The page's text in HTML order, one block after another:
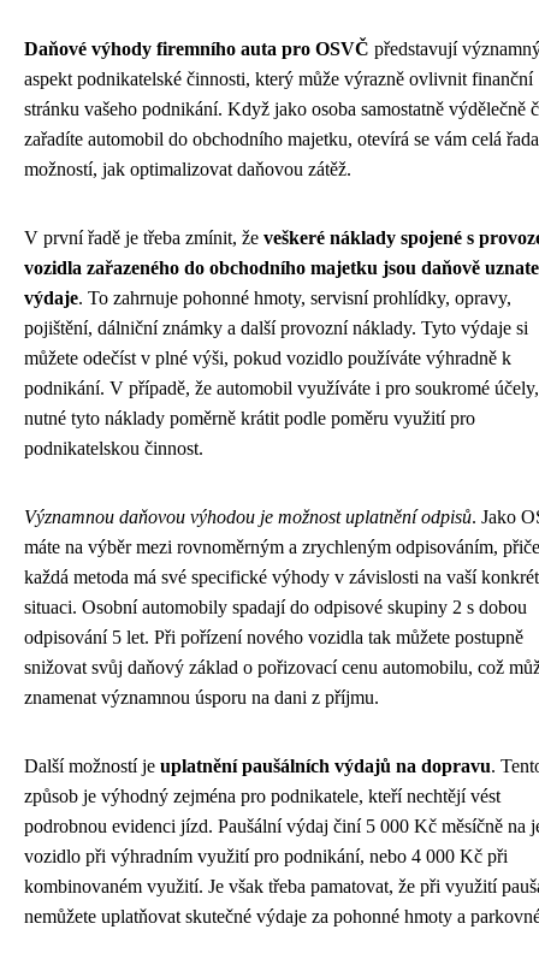
Daňové výhody firemního auta pro OSVČ představují
aspekt podnikatelské činnosti, který může výrazně ovlivnit finanční
stránku vašeho podnikání. Když jako osoba samostatně výdělečně
zařadíte automobil do obchodního majetku, otevírá se vám celá řada
možností, jak optimalizovat daňovou zátěž.
V první řadě je třeba zmínit, že veškeré náklady spojené s
vozidla zařazeného do obchodního majetku jsou daňově
výdaje. To zahrnuje pohonné hmoty, servisní prohlídky, opravy,
pojištění, dálniční známky a další provozní náklady. Tyto výdaje si
můžete odečíst v plné výši, pokud vozidlo používáte výhradně k
podnikání. V případě, že automobil využíváte i pro soukromé
nutné tyto náklady poměrně krátit podle poměru využití pro
podnikatelskou činnost.
Významnou daňovou výhodou je možnost uplatnění odpisů. Jako
máte na výběr mezi rovnoměrným a zrychleným odpisováním,
každá metoda má své specifické výhody v závislosti na vaší
situaci. Osobní automobily spadají do odpisové skupiny 2 s dobou
odpisování 5 let. Při pořízení nového vozidla tak můžete postupně
snižovat svůj daňový základ o pořizovací cenu automobilu, což
znamenat významnou úsporu na dani z příjmu.
Další možností je uplatnění paušálních výdajů na dopravu.
způsob je výhodný zejména pro podnikatele, kteří nechtějí vést
podrobnou evidenci jízd. Paušální výdaj činí 5 000 Kč měsíčně na
vozidlo při výhradním využití pro podnikání, nebo 4 000 Kč při
kombinovaném využití. Je však třeba pamatovat, že při využití
nemůžete uplatňovat skutečné výdaje za pohonné hmoty a